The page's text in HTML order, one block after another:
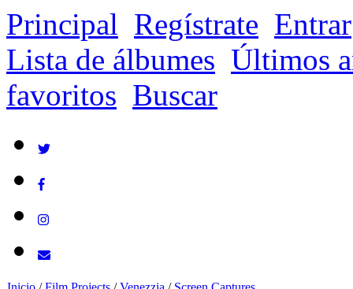
Principal Regístrate Entrar
Lista de álbumes Últimos
favoritos Buscar